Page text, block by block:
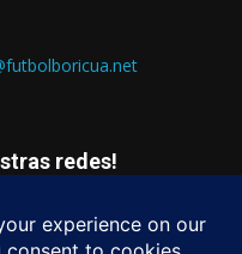
redes!